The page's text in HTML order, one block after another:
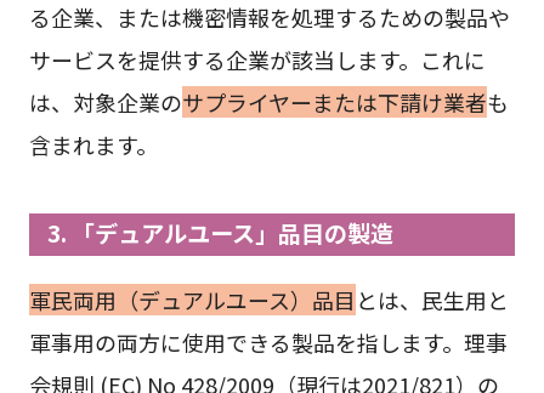
る企業、または機密情報を処理するための製品や
サービスを提供する企業が該当します。これに
は、対象企業のサプライヤーまたは下請け業者も
含まれます。
3. 「デュアルユース」品目の製造
軍民両用（デュアルユース）品目 とは、民生用と
軍事用の両方に使用できる製品を指します。理事
会規則 (EC) No 428/2009（現行は2021/821）の